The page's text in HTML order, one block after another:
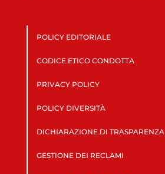
POLICY EDITORIALE
CODICE ETICO CONDOTTA
PRIVACY POLICY
POLICY DIVERSITÀ
DICHIARAZIONE DI TRASPARENZA
GESTIONE DEI RECLAMI